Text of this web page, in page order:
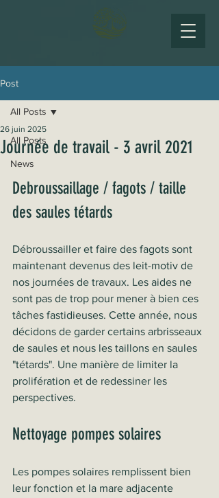
Post
All Posts
News
All Posts
Journée de travail - 3 avril 2021
26 juin 2025
Debroussaillage / fagots / taille
des saules tétards
Débroussailler et faire des fagots sont
maintenant devenus des leit-motiv de
nos journées de travaux. Les aides ne
sont pas de trop pour mener à bien ces
tâches fastidieuses. Cette année, nous
décidons de garder certains arbrisseaux
de saules et nous les taillons en saules
"tétards". Une manière de limiter la
prolifération et de redessiner les
perspectives.
Nettoyage pompes solaires
Les pompes solaires remplissent bien
leur fonction et la mare adjacente